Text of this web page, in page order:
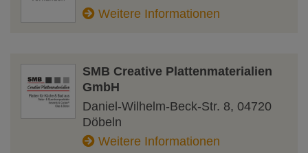
Weitere Informationen
SMB Creative Plattenmaterialien
GmbH
Daniel-Wilhelm-Beck-Str. 8, 04720
Döbeln
Weitere Informationen